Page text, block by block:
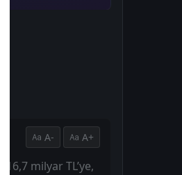
A- A+
milyar TL’ye,